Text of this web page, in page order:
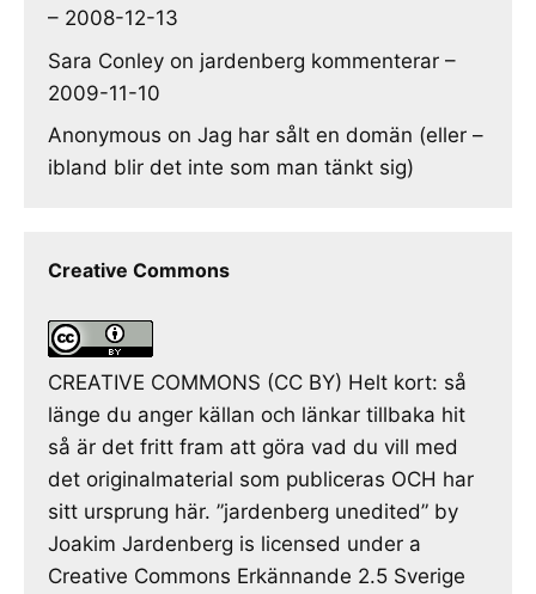
– 2008-12-13
Sara Conley on jardenberg kommenterar –
2009-11-10
Anonymous on Jag har sålt en domän (eller –
ibland blir det inte som man tänkt sig)
Creative Commons
CREATIVE COMMONS (CC BY) Helt kort: så
länge du anger källan och länkar tillbaka hit
så är det fritt fram att göra vad du vill med
det originalmaterial som publiceras OCH har
sitt ursprung här. ”jardenberg unedited” by
Joakim Jardenberg is licensed under a
Creative Commons Erkännande 2.5 Sverige